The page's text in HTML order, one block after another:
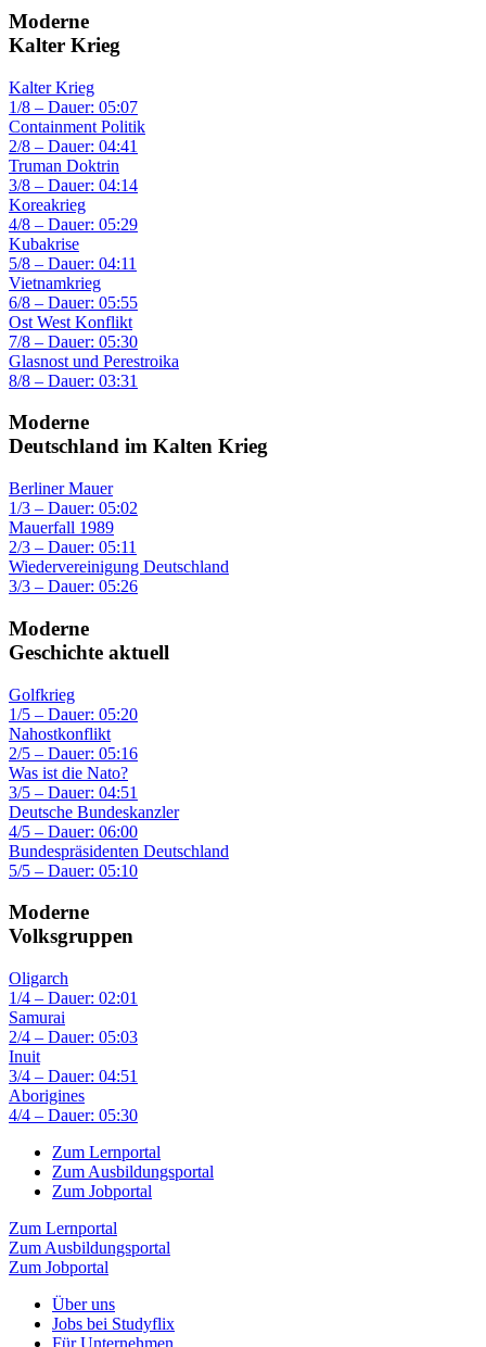
Moderne
Kalter Krieg
Kalter Krieg
1/8 – Dauer: 05:07
Containment Politik
2/8 – Dauer: 04:41
Truman Doktrin
3/8 – Dauer: 04:14
Koreakrieg
4/8 – Dauer: 05:29
Kubakrise
5/8 – Dauer: 04:11
Vietnamkrieg
6/8 – Dauer: 05:55
Ost West Konflikt
7/8 – Dauer: 05:30
Glasnost und Perestroika
8/8 – Dauer: 03:31
Moderne
Deutschland im Kalten Krieg
Berliner Mauer
1/3 – Dauer: 05:02
Mauerfall 1989
2/3 – Dauer: 05:11
Wiedervereinigung Deutschland
3/3 – Dauer: 05:26
Moderne
Geschichte aktuell
Golfkrieg
1/5 – Dauer: 05:20
Nahostkonflikt
2/5 – Dauer: 05:16
Was ist die Nato?
3/5 – Dauer: 04:51
Deutsche Bundeskanzler
4/5 – Dauer: 06:00
Bundespräsidenten Deutschland
5/5 – Dauer: 05:10
Moderne
Volksgruppen
Oligarch
1/4 – Dauer: 02:01
Samurai
2/4 – Dauer: 05:03
Inuit
3/4 – Dauer: 04:51
Aborigines
4/4 – Dauer: 05:30
Zum Lernportal
Zum Ausbildungsportal
Zum Jobportal
Zum Lernportal
Zum Ausbildungsportal
Zum Jobportal
Über uns
Jobs bei Studyflix
Für Unternehmen